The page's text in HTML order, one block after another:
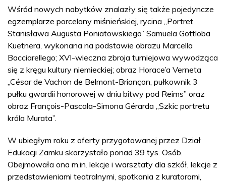
Wśród nowych nabytków znalazły się także pojedyncze
egzemplarze porcelany miśnieńskiej, rycina „Portret
Stanisława Augusta Poniatowskiego” Samuela Gottloba
Kuetnera, wykonana na podstawie obrazu Marcella
Bacciarellego; XVI-wieczna zbroja turniejowa wywodząca
się z kręgu kultury niemieckiej; obraz Horace’a Verneta
„César de Vachon de Belmont-Briançon, pułkownik 3
pułku gwardii honorowej w dniu bitwy pod Reims” oraz
obraz François-Pascala-Simona Gérarda „Szkic portretu
króla Murata”.
W ubiegłym roku z oferty przygotowanej przez Dział
Edukacji Zamku skorzystało ponad 39 tys. Osób.
Obejmowała ona m.in. lekcje i warsztaty dla szkół, lekcje z
przedstawieniami teatralnymi, spotkania z kuratorami,